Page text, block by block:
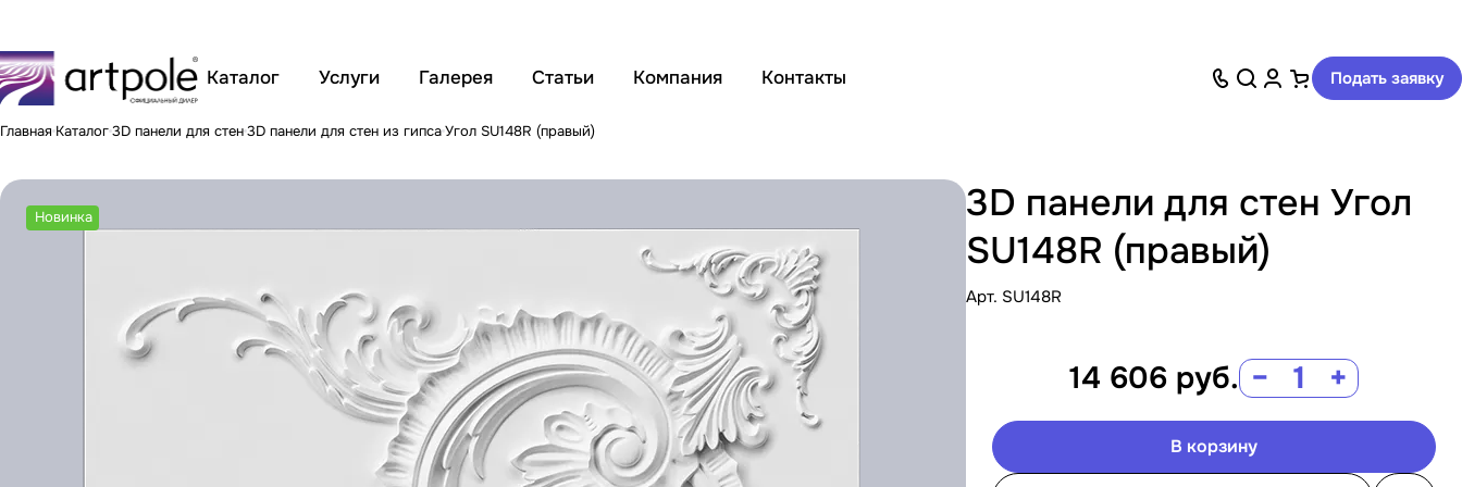
Каталог Услуги Галерея Статьи Компания Контакты Подать заявку
Главная Каталог3D панели для стен3D панели для стен из гипсаУгол SU148R (правый)
Новинка
3D панели для стен Угол
SU148R (правый)
Арт. SU148R
14 606 руб. − +
В корзину